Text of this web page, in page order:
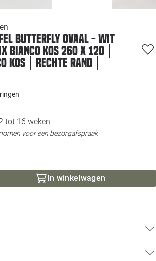
Butterfly Ovaal - wit
bianco kos 260 x 120 |
Kos | Rechte Rand |
tot 16 weken
voor een bezorgafspraak
In winkelwagen